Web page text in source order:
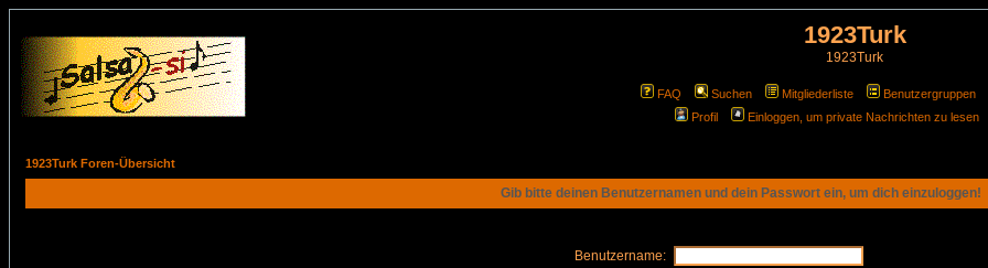
1923Turk
1923Turk
FAQ Suchen Mitgliederliste Benutzergruppen
Profil
Einloggen, um private Nachrichten zu lesen
1923Turk Foren-Übersicht
Gib bitte deinen Benutzernamen und dein Passwort ein, um dich einzuloggen!
Benutzername: